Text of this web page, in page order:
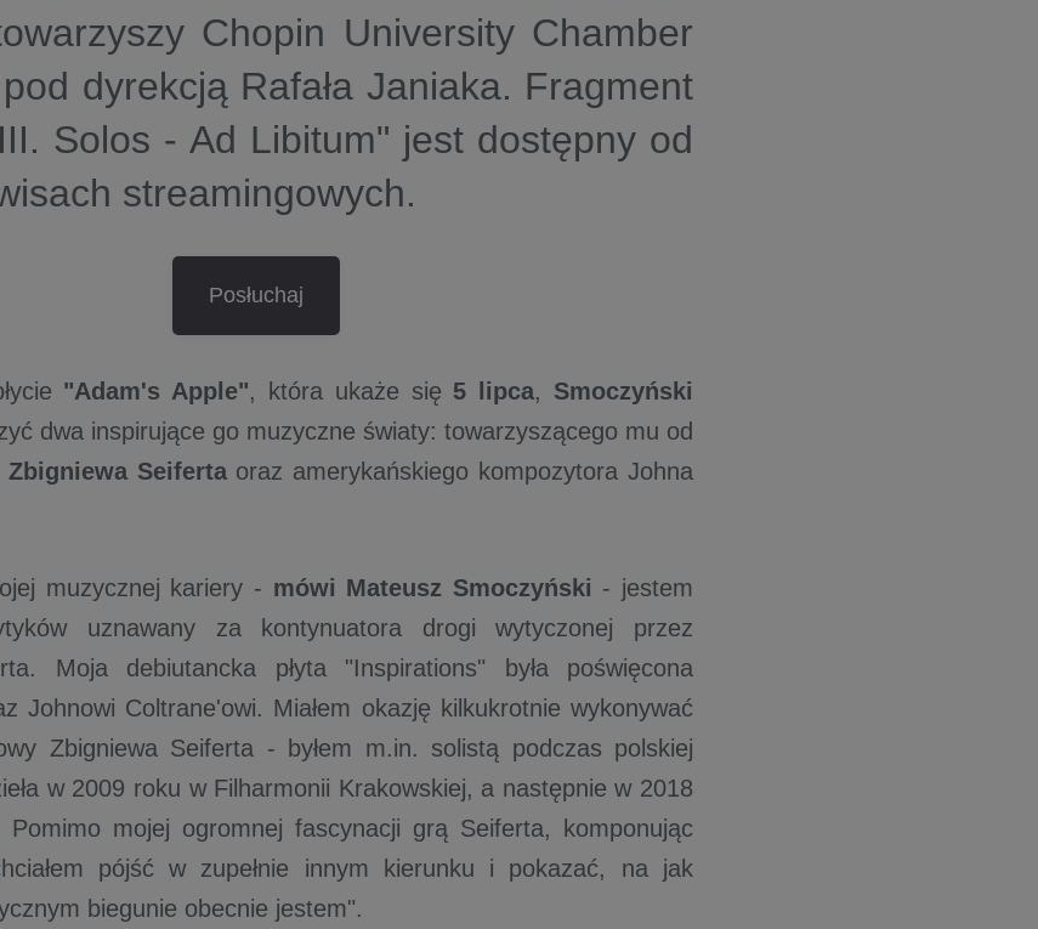
Chopin University Chamber
dyrekcją Rafała Janiaka. Fragment
Solos - Ad Libitum" jest dostępny od
streamingowych.
Posłuchaj
"Adam's Apple", która ukaże się 5 lipca, Smoczyński
dwa inspirujące go muzyczne światy: towarzyszącego mu od
Zbigniewa Seifertaoraz amerykańskiego kompozytora Johna
muzycznej kariery - mówi Mateusz Smoczyński - jestem
uznawany za kontynuatora drogi wytyczonej przez
Moja debiutancka płyta "Inspirations" była poświęcona
Johnowi Coltrane'owi. Miałem okazję kilkukrotnie wykonywać
Zbigniewa Seiferta - byłem m.in. solistą podczas polskiej
w 2009 roku w Filharmonii Krakowskiej, a następnie w 2018
mojej ogromnej fascynacji grą Seiferta, komponując
pójść w zupełnie innym kierunku i pokazać, na jak
biegunie obecnie jestem".